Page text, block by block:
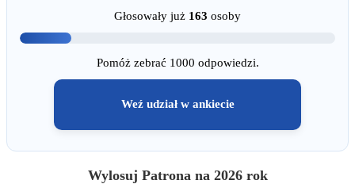
Głosowały już 163 osoby
Pomóż zebrać 1000 odpowiedzi.
Weź udział w ankiecie
Wylosuj Patrona na 2026 rok